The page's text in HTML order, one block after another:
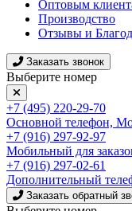
Оптовым
Производство
Отзывы и
Заказать звонок
Выберите номер
+7 (495) 220-29-70
Основной телефон,
+7 (916) 297-92-97
Мобильный для
+7 (916) 297-02-61
Дополнительный
Заказать обратный